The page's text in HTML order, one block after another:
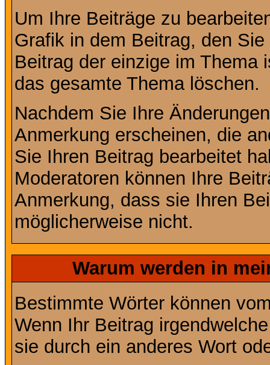
Um Ihre Beiträge zu
Grafik in dem Beitrag, den
Beitrag der einzige im Thema
das gesamte Thema löschen.
Nachdem Sie Ihre
Anmerkung erscheinen, die
Sie Ihren Beitrag bearbeitet
Moderatoren können Ihre
Anmerkung, dass sie Ihren
möglicherweise nicht.
Warum werden in
Bestimmte Wörter können
Wenn Ihr Beitrag
sie durch ein anderes Wort